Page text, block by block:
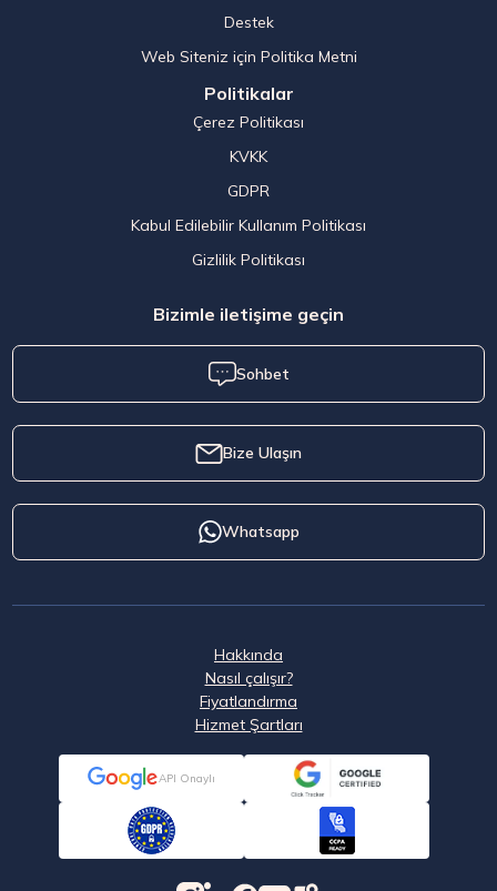
Destek
Web Siteniz için Politika Metni
Politikalar
Çerez Politikası
KVKK
GDPR
Kabul Edilebilir Kullanım Politikası
Gizlilik Politikası
Bizimle iletişime geçin
Sohbet
Bize Ulaşın
Whatsapp
Hakkında
Nasıl çalışır?
Fiyatlandırma
Hizmet Şartları
API Onaylı